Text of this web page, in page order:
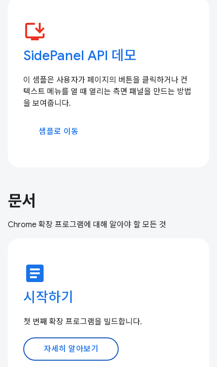
install_desktop
SidePanel API 데모
이 샘플은 사용자가 페이지의 버튼을 클릭하거나 컨
텍스트 메뉴를 열 때 열리는 측면 패널을 만드는 방법
을 보여줍니다.
샘플로 이동
문서
Chrome 확장 프로그램에 대해 알아야 할 모든 것
article
시작하기
첫 번째 확장 프로그램을 빌드합니다.
자세히 알아보기